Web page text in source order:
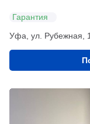
Гарантия
Уфа, ул. Рубежная,